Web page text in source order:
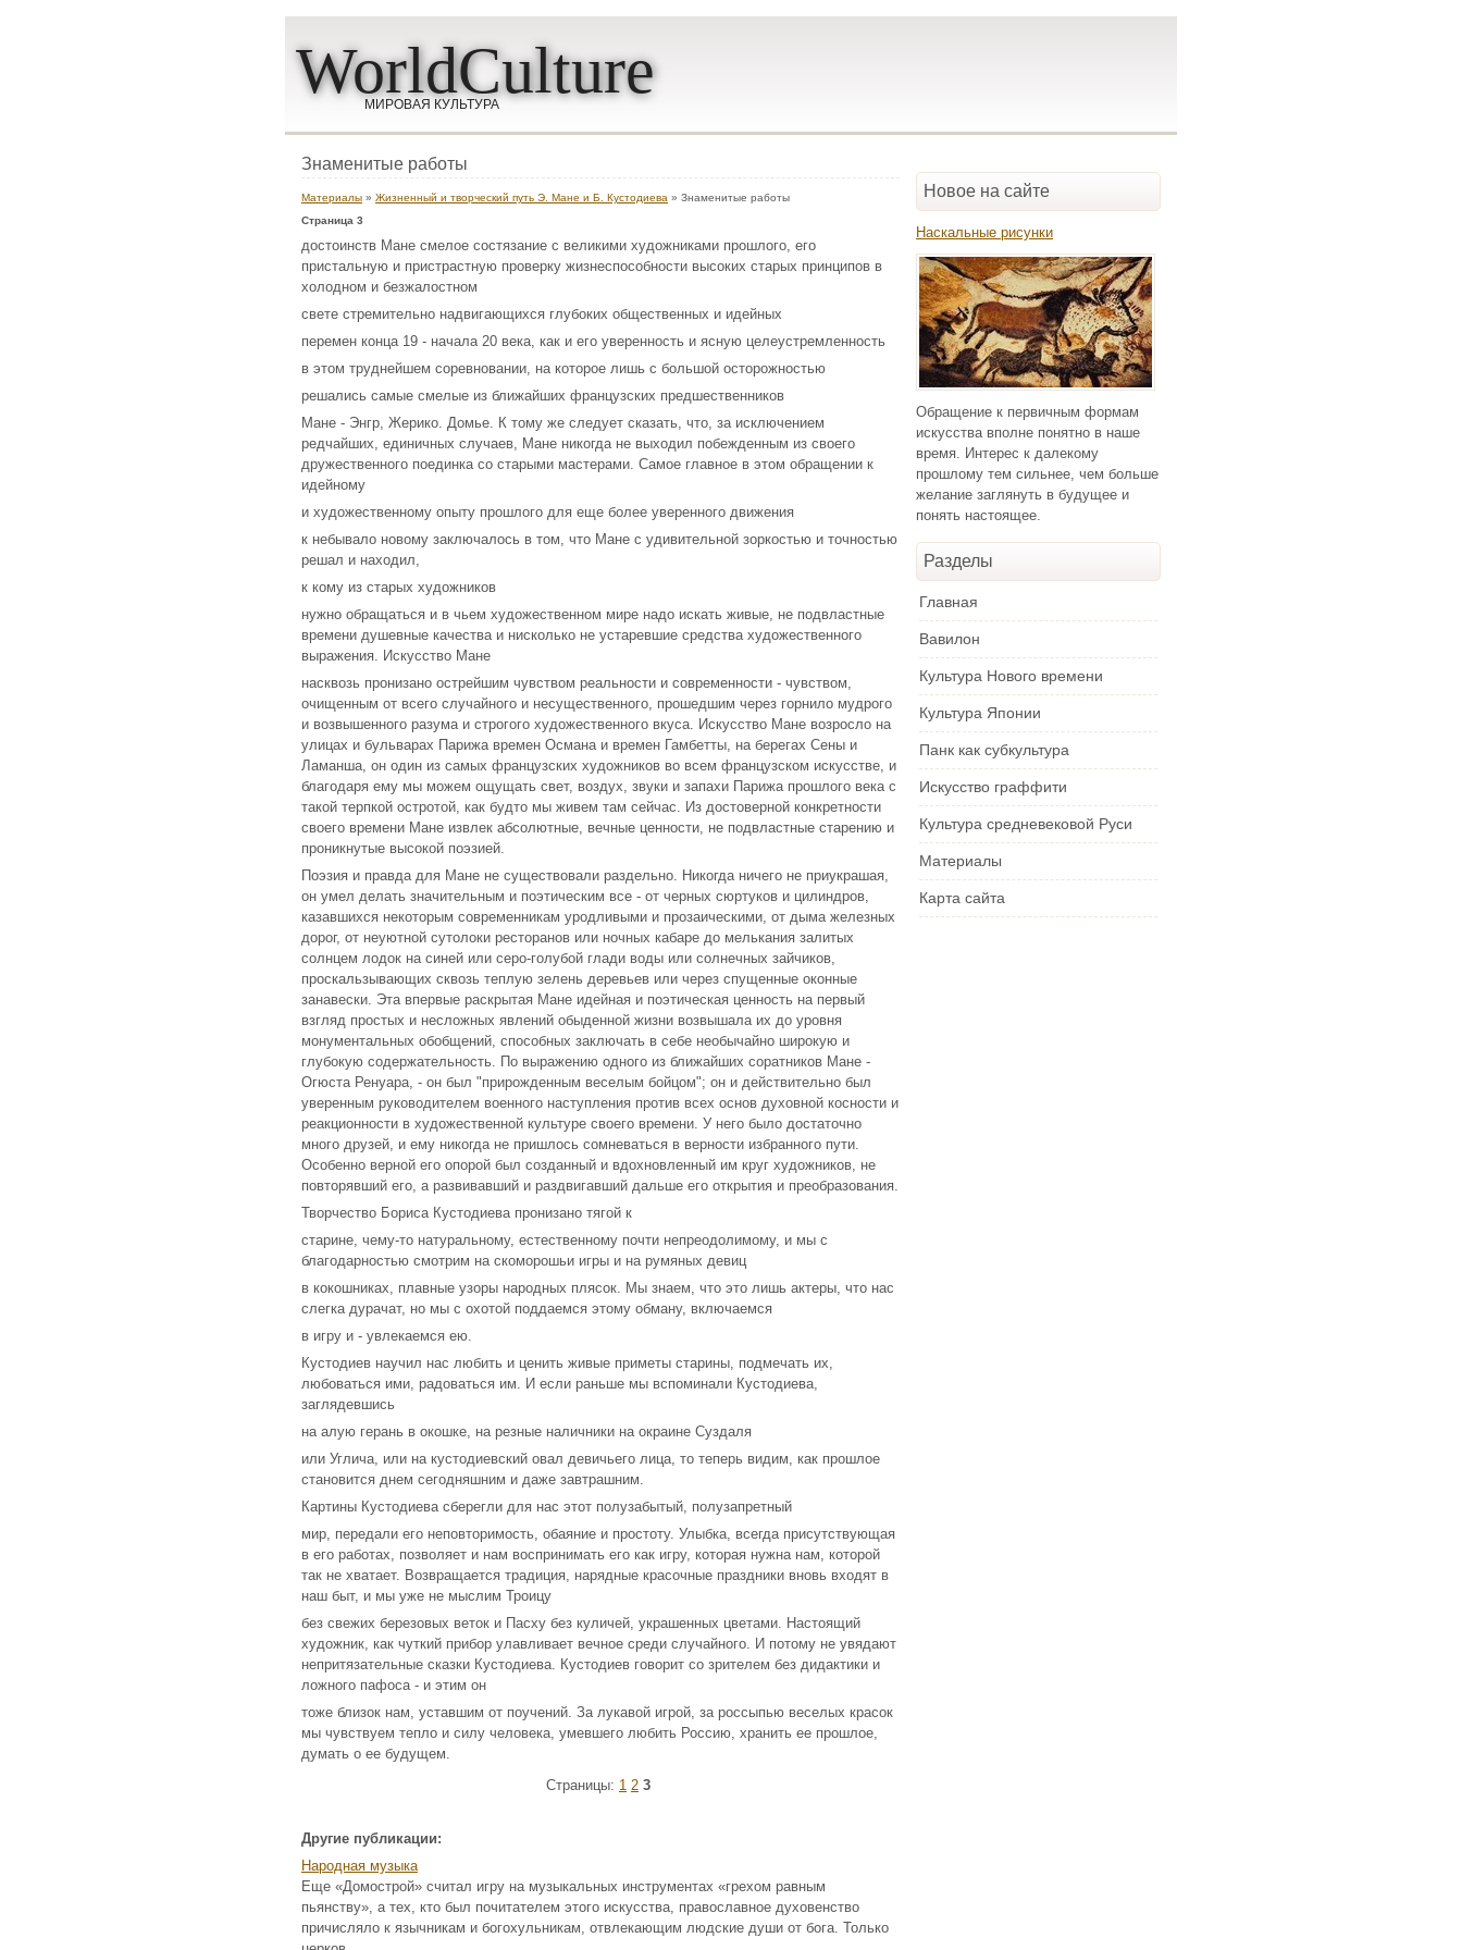
WorldCulture
МИРОВАЯ КУЛЬТУРА
Знаменитые работы
Материалы » Жизненный и творческий путь Э. Мане и Б. Кустодиева » Знаменитые работы
Страница 3
достоинств Мане смелое состязание с великими художниками прошлого, его
пристальную и пристрастную проверку жизнеспособности высоких старых принципов в
холодном и безжалостном
свете стремительно надвигающихся глубоких общественных и идейных
перемен конца 19 - начала 20 века, как и его уверенность и ясную целеустремленность
в этом труднейшем соревновании, на которое лишь с большой осторожностью
решались самые смелые из ближайших французских предшественников
Мане - Энгр, Жерико. Домье. К тому же следует сказать, что, за исключением
редчайших, единичных случаев, Мане никогда не выходил побежденным из своего
дружественного поединка со старыми мастерами. Самое главное в этом обращении к
идейному
и художественному опыту прошлого для еще более уверенного движения
к небывало новому заключалось в том, что Мане с удивительной зоркостью и точностью
решал и находил,
к кому из старых художников
нужно обращаться и в чьем художественном мире надо искать живые, не подвластные
времени душевные качества и нисколько не устаревшие средства художественного
выражения. Искусство Мане
насквозь пронизано острейшим чувством реальности и современности - чувством,
очищенным от всего случайного и несущественного, прошедшим через горнило мудрого
и возвышенного разума и строгого художественного вкуса. Искусство Мане возросло на
улицах и бульварах Парижа времен Османа и времен Гамбетты, на берегах Сены и
Ламанша, он один из самых французских художников во всем французском искусстве, и
благодаря ему мы можем ощущать свет, воздух, звуки и запахи Парижа прошлого века с
такой терпкой остротой, как будто мы живем там сейчас. Из достоверной конкретности
своего времени Мане извлек абсолютные, вечные ценности, не подвластные старению и
проникнутые высокой поэзией.
Поэзия и правда для Мане не существовали раздельно. Никогда ничего не приукрашая,
он умел делать значительным и поэтическим все - от черных сюртуков и цилиндров,
казавшихся некоторым современникам уродливыми и прозаическими, от дыма железных
дорог, от неуютной сутолоки ресторанов или ночных кабаре до мелькания залитых
солнцем лодок на синей или серо-голубой глади воды или солнечных зайчиков,
проскальзывающих сквозь теплую зелень деревьев или через спущенные оконные
занавески. Эта впервые раскрытая Мане идейная и поэтическая ценность на первый
взгляд простых и несложных явлений обыденной жизни возвышала их до уровня
монументальных обобщений, способных заключать в себе необычайно широкую и
глубокую содержательность. По выражению одного из ближайших соратников Мане -
Огюста Ренуара, - он был "прирожденным веселым бойцом"; он и действительно был
уверенным руководителем военного наступления против всех основ духовной косности и
реакционности в художественной культуре своего времени. У него было достаточно
много друзей, и ему никогда не пришлось сомневаться в верности избранного пути.
Особенно верной его опорой был созданный и вдохновленный им круг художников, не
повторявший его, а развивавший и раздвигавший дальше его открытия и преобразования.
Творчество Бориса Кустодиева пронизано тягой к
старине, чему-то натуральному, естественному почти непреодолимому, и мы с
благодарностью смотрим на скоморошьи игры и на румяных девиц
в кокошниках, плавные узоры народных плясок. Мы знаем, что это лишь актеры, что нас
слегка дурачат, но мы с охотой поддаемся этому обману, включаемся
в игру и - увлекаемся ею.
Кустодиев научил нас любить и ценить живые приметы старины, подмечать их,
любоваться ими, радоваться им. И если раньше мы вспоминали Кустодиева,
заглядевшись
на алую герань в окошке, на резные наличники на окраине Суздаля
или Углича, или на кустодиевский овал девичьего лица, то теперь видим, как прошлое
становится днем сегодняшним и даже завтрашним.
Картины Кустодиева сберегли для нас этот полузабытый, полузапретный
мир, передали его неповторимость, обаяние и простоту. Улыбка, всегда присутствующая
в его работах, позволяет и нам воспринимать его как игру, которая нужна нам, которой
так не хватает. Возвращается традиция, нарядные красочные праздники вновь входят в
наш быт, и мы уже не мыслим Троицу
без свежих березовых веток и Пасху без куличей, украшенных цветами. Настоящий
художник, как чуткий прибор улавливает вечное среди случайного. И потому не увядают
непритязательные сказки Кустодиева. Кустодиев говорит со зрителем без дидактики и
ложного пафоса - и этим он
тоже близок нам, уставшим от поучений. За лукавой игрой, за россыпью веселых красок
мы чувствуем тепло и силу человека, умевшего любить Россию, хранить ее прошлое,
думать о ее будущем.
Страницы: 1 2 3
Другие публикации:
Народная музыка
Еще «Домострой» считал игру на музыкальных инструментах «грехом равным
пьянству», а тех, кто был почитателем этого искусства, православное духовенство
причисляло к язычникам и богохульникам, отвлекающим людские души от бога. Только
Новое на сайте
Наскальные рисунки
Обращение к первичным формам
искусства вполне понятно в наше
время. Интерес к далекому
прошлому тем сильнее, чем больше
желание заглянуть в будущее и
понять настоящее.
Разделы
Главная
Вавилон
Культура Нового времени
Культура Японии
Панк как субкультура
Искусство граффити
Культура средневековой Руси
Материалы
Карта сайта